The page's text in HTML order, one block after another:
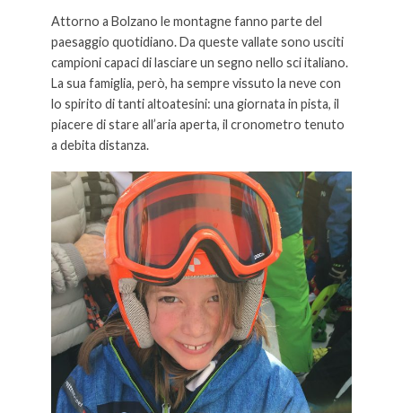
Attorno a Bolzano le montagne fanno parte del
paesaggio quotidiano. Da queste vallate sono usciti
campioni capaci di lasciare un segno nello sci italiano.
La sua famiglia, però, ha sempre vissuto la neve con
lo spirito di tanti altoatesini: una giornata in pista, il
piacere di stare all’aria aperta, il cronometro tenuto
a debita distanza.